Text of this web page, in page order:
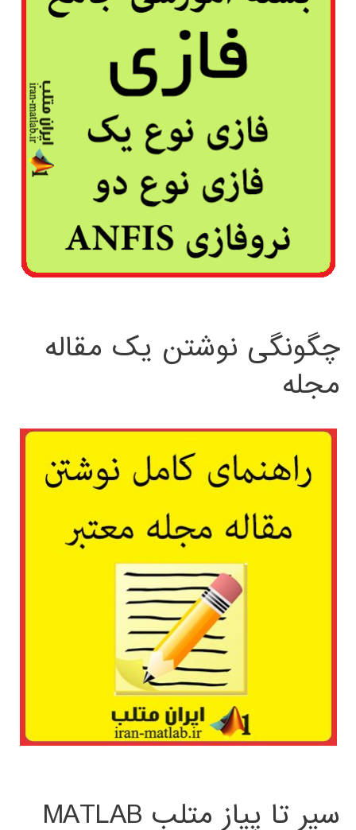
چگونگی نوشتن یک مقاله
مجله
سیر تا پیاز متلب MATLAB